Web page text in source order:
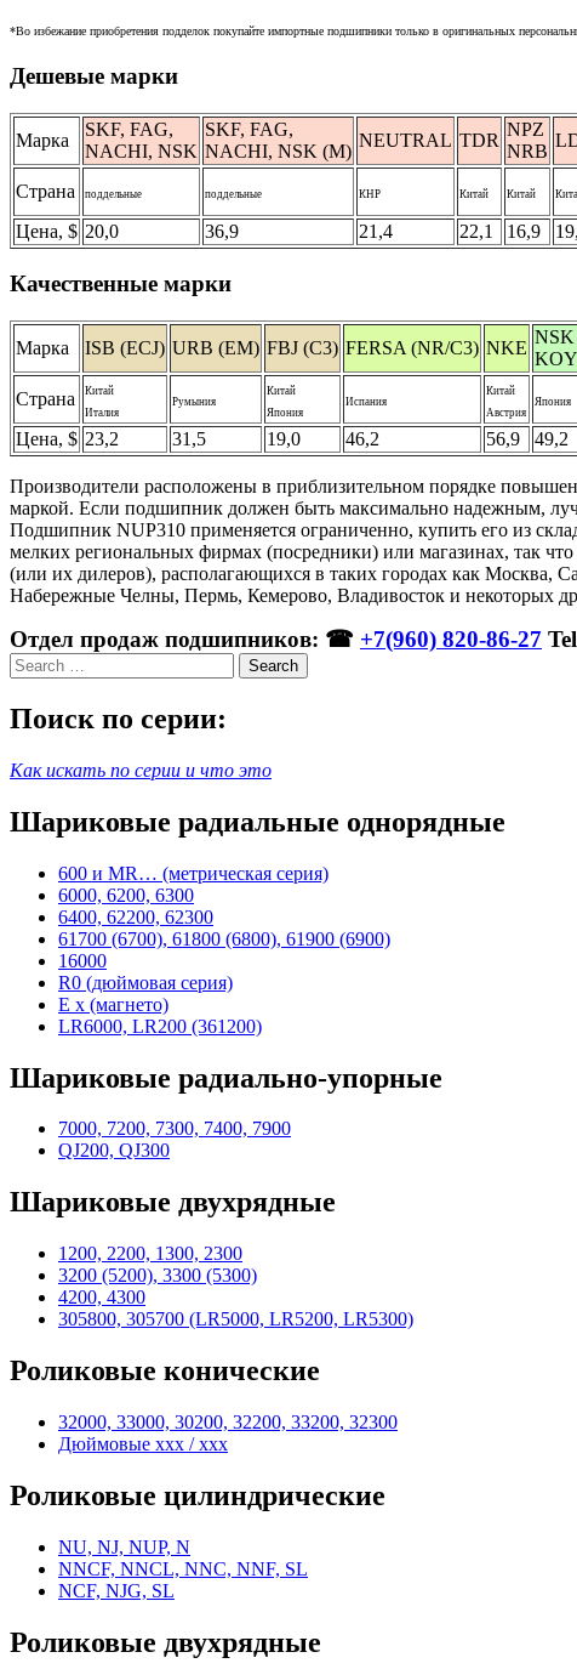
*Во избежание приобретения подделок покупайте импортные подшипники только в оригинальных
Дешевые марки
Марка
SKF, FAG,
NACHI, NSK
SKF, FAG,
NACHI, NSK (М)
NEUTRAL TDR
NPZ
NRB
Страна поддельные поддельные КНР Китай Китай
Цена, $ 20,0 36,9 21,4 22,1 16,9
Качественные марки
Марка ISB (ECJ) URB (EM) FBJ (C3) FERSA (NR/C3) NKE
Страна
Китай
Италия
Румыния
Китай
Япония
Испания
Китай
Австрия
Япония
Цена, $ 23,2 31,5 19,0 46,2 56,9 49,2
Производители расположены в приблизительном порядке
маркой. Если подшипник должен быть максимально надежным,
Подшипник NUP310 применяется ограниченно, купить его из
мелких региональных фирмах (посредники) или магазинах, так
(или их дилеров), располагающихся в таких городах как Москва,
Набережные Челны, Пермь, Кемерово, Владивосток и некоторых
Отдел продаж подшипников: ☎ +7(960) 820-86-27
Search
Поиск по серии:
Как искать по серии и что это
Шариковые радиальные однорядные
600 и MR… (метрическая серия)
6000, 6200, 6300
6400, 62200, 62300
61700 (6700), 61800 (6800), 61900 (6900)
16000
R0 (дюймовая серия)
E x (магнето)
LR6000, LR200 (361200)
Шариковые радиально-упорные
7000, 7200, 7300, 7400, 7900
QJ200, QJ300
Шариковые двухрядные
1200, 2200, 1300, 2300
3200 (5200), 3300 (5300)
4200, 4300
305800, 305700 (LR5000, LR5200, LR5300)
Роликовые конические
32000, 33000, 30200, 32200, 33200, 32300
Дюймовые xxx / xxx
Роликовые цилиндрические
NU, NJ, NUP, N
NNCF, NNCL, NNC, NNF, SL
NCF, NJG, SL
Роликовые двухрядные